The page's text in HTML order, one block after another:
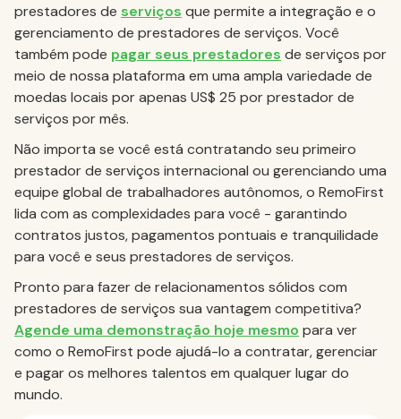
prestadores de serviços que permite a integração e o
gerenciamento de prestadores de serviços. Você
também pode pagar seus prestadores de serviços por
meio de nossa plataforma em uma ampla variedade de
moedas locais por apenas US$ 25 por prestador de
serviços por mês.
Não importa se você está contratando seu primeiro
prestador de serviços internacional ou gerenciando uma
equipe global de trabalhadores autônomos, o RemoFirst
lida com as complexidades para você - garantindo
contratos justos, pagamentos pontuais e tranquilidade
para você e seus prestadores de serviços.
Pronto para fazer de relacionamentos sólidos com
prestadores de serviços sua vantagem competitiva?
Agende uma demonstração hoje mesmo para ver
como o RemoFirst pode ajudá-lo a contratar, gerenciar
e pagar os melhores talentos em qualquer lugar do
mundo.